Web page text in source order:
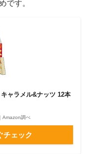
です。
ャラメル&ナッツ 12本
Amazon調べ
チェック